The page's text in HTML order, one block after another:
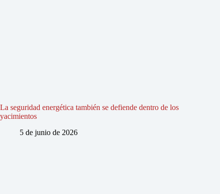
La seguridad energética también se defiende dentro de los
yacimientos
5 de junio de 2026